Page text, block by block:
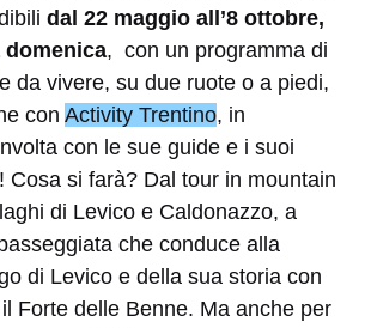
dal 22 maggio all’8 ottobre,
, con un programma di
da vivere, su due ruote o a piedi,
con Activity Trentino, in
con le sue guide e i suoi
Cosa si farà? Dal tour in mountain
di Levico e Caldonazzo, a
che conduce alla
di Levico e della sua storia con
Forte delle Benne. Ma anche per